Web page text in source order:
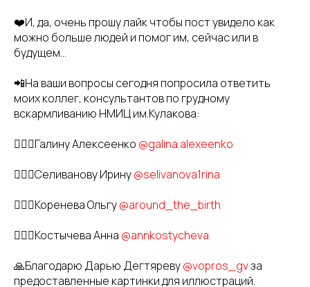
❤️И, да, очень прошу лайк чтобы пост увидело как
можно больше людей и помог им, сейчас или в
будущем...
📲На ваши вопросы сегодня попросила ответить
моих коллег, консультантов по грудному
вскармливанию НМИЦ им.Кулакова:
👩🏼‍⚕️Галину Алексеенко @galina.alexeenko
👩🏼‍⚕️Селиванову Ирину@selivanova1rina
👩🏼‍⚕️Коренева Ольгу@around_the_birth
👩🏼‍⚕️Костычева Анна @annkostycheva
🙏Благодарю Дарью Дегтяреву@vopros_gvза
предоставленные картинки для иллюстраций.